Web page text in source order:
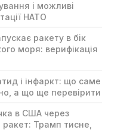
і можливі
НАТО
ракету в бік
моря: верифікація
і інфаркт: що саме
а що ще перевірити
в США через
ракет: Трамп тисне,